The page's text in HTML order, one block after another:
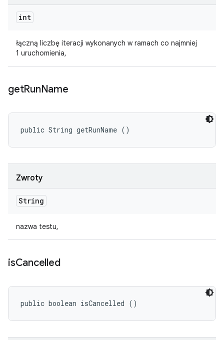
int
łączną liczbę iteracji wykonanych w ramach co najmniej
1 uruchomienia,
getRunName
public String getRunName ()
Zwroty
String
nazwa testu,
isCancelled
public boolean isCancelled ()